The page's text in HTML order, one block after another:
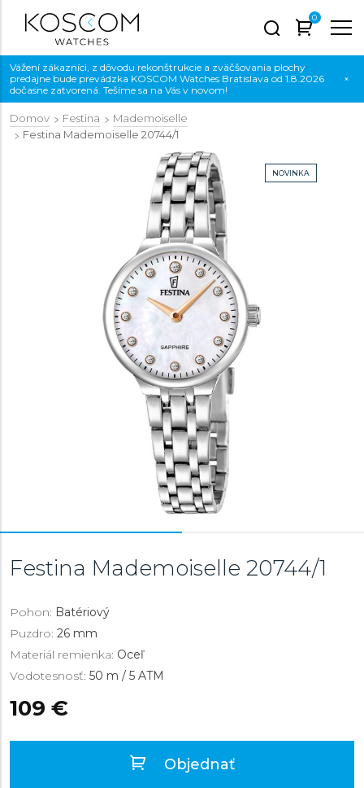
0
Vážení zákazníci, z dôvodu rekonštrukcie a zväčšovania plochy
predajne bude prevádzka KOSCOM Watches Bratislava od 1.8.2026
dočasne zatvorená. Tešíme sa na Vás v novom!
×
Domov Festina
Mademoiselle
Festina Mademoiselle 20744/1
NOVINKA
Festina Mademoiselle 20744/1
Pohon: Batériový
Puzdro: 26 mm
Materiál remienka: Oceľ
Vodotesnosť: 50 m / 5 ATM
109 €
Objednať